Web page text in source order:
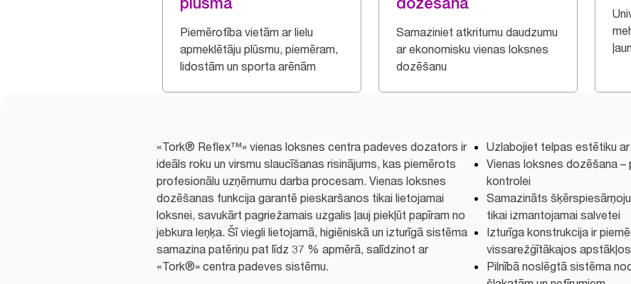
Piemērotība vietām ar lielu
apmeklētāju plūsmu, piemēram,
lidostām un sporta arēnām
Samaziniet atkritumu daudzumu
ar ekonomisku vienas loksnes
dozēšanu
«Tork® Reflex™» vienas loksnes centra padeves dozators ir
ideāls roku un virsmu slaucīšanas risinājums, kas piemērots
profesionālu uzņēmumu darba procesam. Vienas loksnes
dozēšanas funkcija garantē pieskaršanos tikai lietojamai
loksnei, savukārt pagriežamais uzgalis ļauj piekļūt papīram no
jebkura leņķa. Šī viegli lietojamā, higiēniskā un izturīgā sistēma
samazina patēriņu pat līdz 37 % apmērā, salīdzinot ar
«Tork®» centra padeves sistēmu.
Uzlabojiet telpas estētiku
Vienas loksnes dozēšana –
kontrolei
Samazināts
tikai izmantojamai salvetei
Izturīga konstrukcija ir
vissarežģītākajos apstākļos
Pilnībā noslēgtā sistēma